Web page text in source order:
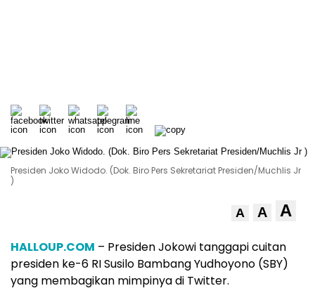
Presiden Joko Widodo. (Dok. Biro Pers Sekretariat Presiden/Muchlis Jr
)
A A A
HALLOUP.COM – Presiden Jokowi tanggapi cuitan
presiden ke-6 RI Susilo Bambang Yudhoyono (SBY)
yang membagikan mimpinya di Twitter.